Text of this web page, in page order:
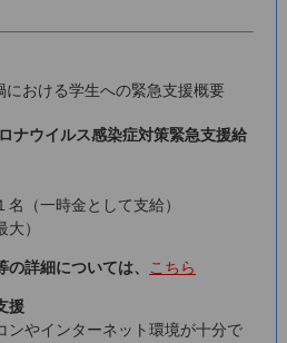
における学生への緊急支援概要
ナウイルス感染症対策緊急支援給
（一時金として支給）
）
詳細については、 こちら
援
やインターネット環境が十分で